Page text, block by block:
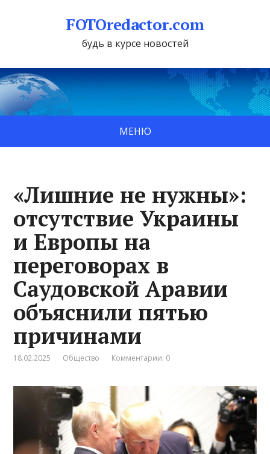
FOTOredactor.com
будь в курсе новостей
МЕНЮ
«Лишние не нужны»:
отсутствие Украины
и Европы на
переговорах в
Саудовской Аравии
объяснили пятью
причинами
18.02.2025 Общество Комментарии: 0